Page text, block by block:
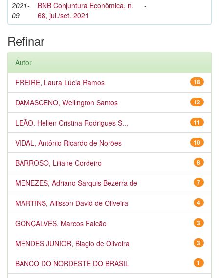
2021-
09
BNB Conjuntura Econômica, n.
68, jul./set. 2021
-
Refinar
Autor
18
FREIRE, Laura Lúcia Ramos
12
DAMASCENO, Wellington Santos
11
LEÃO, Hellen Cristina Rodrigues S...
10
VIDAL, Antônio Ricardo de Norões
8
BARROSO, Liliane Cordeiro
7
MENEZES, Adriano Sarquis Bezerra de
4
MARTINS, Allisson David de Oliveira
3
GONÇALVES, Marcos Falcão
3
MENDES JUNIOR, Biagio de Oliveira
1
BANCO DO NORDESTE DO BRASIL